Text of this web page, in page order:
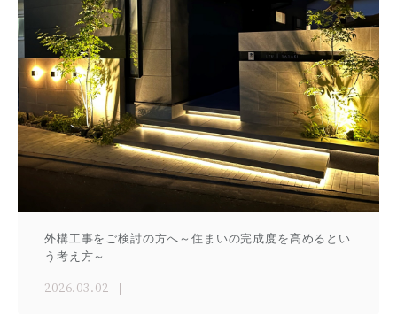
外構工事をご検討の方へ～住まいの完成度を高めるとい
う考え方～
2026.03.02